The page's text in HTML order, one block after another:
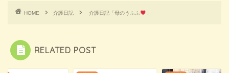
HOME 介護日記 介護日記「母のうふふ 」
RELATED POST